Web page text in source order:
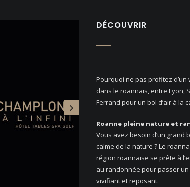
DÉCOUVRIR
Pourquoi ne pas profitez
dans le roannais, entre Lyon,
Ferrand pour un bol d’air à la
Roanne pleine nature et
Vous avez besoin d’un grand
calme de la nature ? Le
région roannaise se prête à
au randonnée pour passer
vivifiant et reposant.